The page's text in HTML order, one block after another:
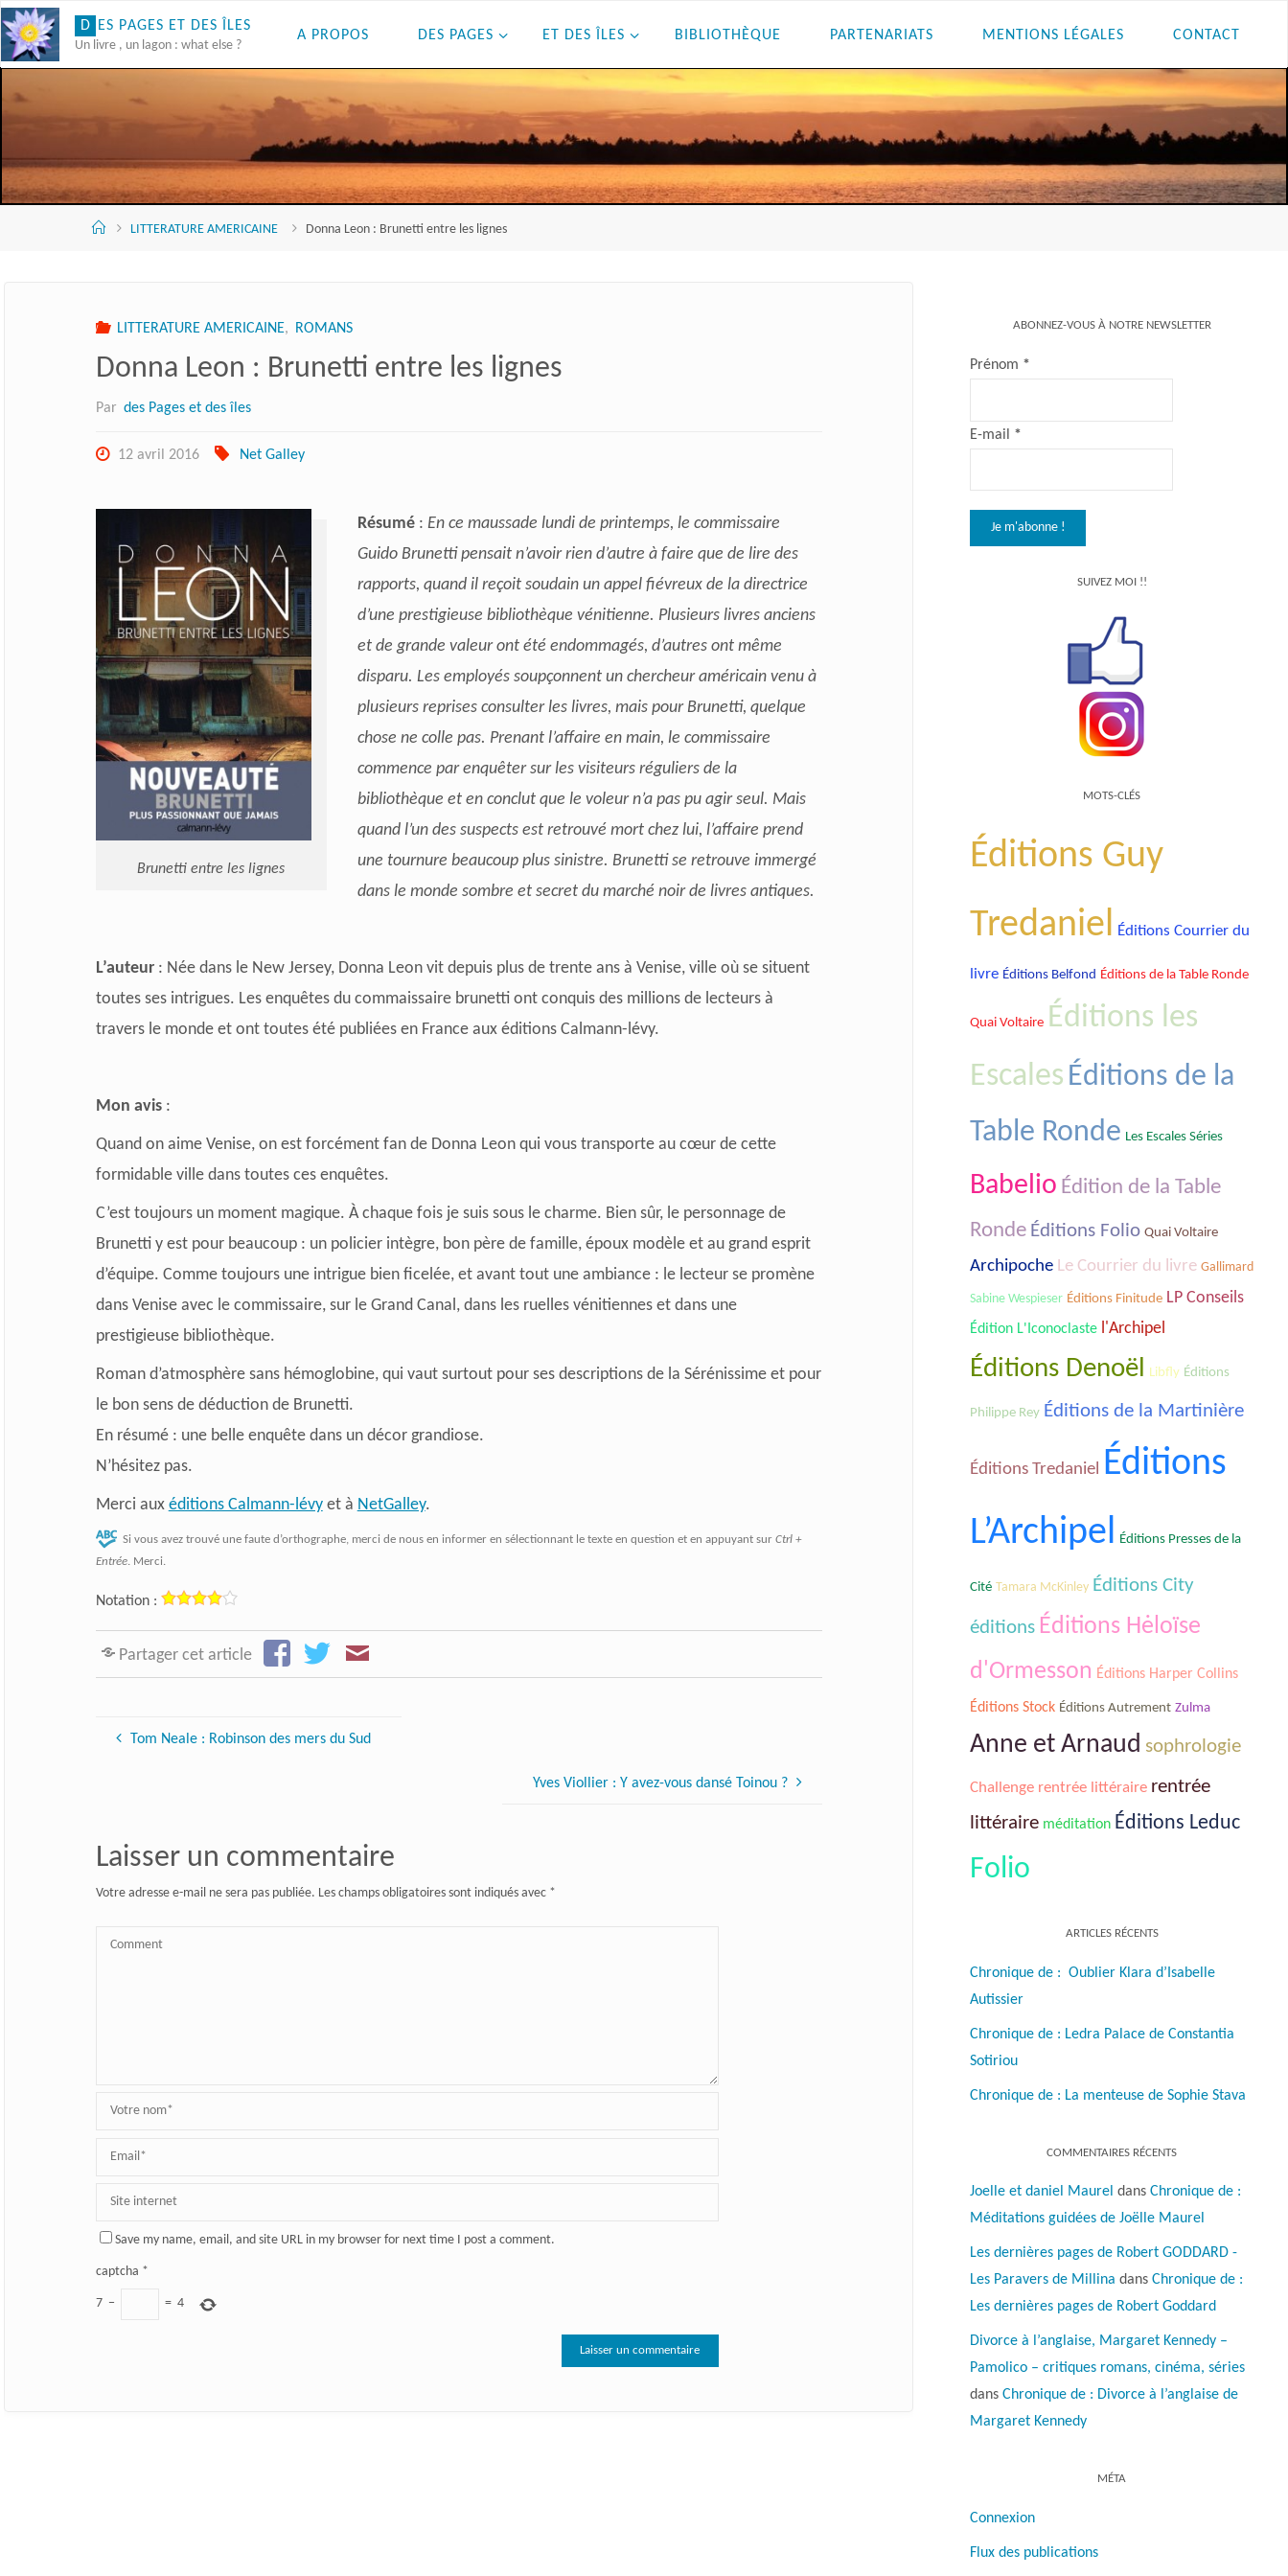
Skip
to
content
D ES PAGES ET DES LES
Un livre , un lagon : what else ?
A PROPOS DES PAGES ET DES ÎLES BIBLIOTHÈQUE PARTENARIATS MENTIONS LÉGALES CONTACT
AccueilLITTERATURE AMERICAINE Donna Leon : Brunetti entre les lignes
LITTERATURE AMERICAINE, ROMANS
Donna Leon : Brunetti entre les lignes
Par des Pages et des îles
12 avril 2016 Net Galley
Brunetti entre les lignes
Résumé: En ce maussade lundi de printemps, le commissaire
Guido Brunetti pensait n’avoir rien d’autre à faire que de lire des
rapports, quand il reçoit soudain un appel fiévreux de la directrice
d’une prestigieuse bibliothèque vénitienne. Plusieurs livres anciens
et de grande valeur ont été endommagés, d’autres ont même
disparu. Les employés soupçonnent un chercheur américain venu à
plusieurs reprises consulter les livres, mais pour Brunetti, quelque
chose ne colle pas. Prenant l’affaire en main, le commissaire
commence par enquêter sur les visiteurs réguliers de la
bibliothèque et en conclut que le voleur n’a pas pu agir seul. Mais
quand l’un des suspects est retrouvé mort chez lui, l’affaire prend
une tournure beaucoup plus sinistre. Brunetti se retrouve immergé
dans le monde sombre et secret du marché noir de livres antiques.
L’auteur: Née dans le New Jersey, Donna Leon vit depuis plus de trente ans à Venise, ville où se situent
toutes ses intrigues. Les enquêtes du commaissaire brunetti ont conquis des millions de lecteurs à
travers le monde et ont toutes été publiées en France aux éditions Calmann-lévy.
Mon avis :
Quand on aime Venise, on est forcément fan de Donna Leon qui vous transporte au cœur de cette
formidable ville dans toutes ces enquêtes.
C’est toujours un moment magique. À chaque fois je suis sous le charme. Bien sûr, le personnage de
Brunetti y est pour beaucoup : un policier intègre, bon père de famille, époux modèle et au grand esprit
d’équipe. Comme toujours une intrigue bien ficelée, et avant tout une ambiance : le lecteur se promène
dans Venise avec le commissaire, sur le Grand Canal, dans les ruelles vénitiennes et dans une
prestigieuse bibliothèque.
Roman d’atmosphère sans hémoglobine, qui vaut surtout pour ses descriptions de la Sérénissime et pour
le bon sens de déduction de Brunetti.
En résumé : une belle enquête dans un décor grandiose.
N’hésitez pas.
Merci aux éditions Calmann-lévyet à NetGalley.
Si vous avez trouvé une faute d’orthographe, merci de nous en informer en sélectionnant le texte en question et en appuyant sur Ctrl +
Entrée. Merci.
Notation :
Partager cet article
Tom Neale : Robinson des mers du Sud
Yves Viollier : Y avez-vous dansé Toinou ?
Laisser un commentaire
Votre adresse e-mail ne sera pas publiée. Les champs obligatoires sont indiqués avec *
Save my name, email, and site URL in my browser for next time I post a comment.
captcha *
7 − = 4
ABONNEZ-VOUS À NOTRE NEWSLETTER
Prénom *
E-mail *
SUIVEZ MOI !!
MOTS-CLÉS
Éditions Guy
Tredaniel Éditions Courrier du
livre Éditions Belfond Éditions de la Table Ronde
Quai Voltaire Éditions les
Escales Éditions de la
Table Ronde Les Escales Séries
Babelio Édition de la Table
Ronde Éditions Folio Quai Voltaire
Archipoche Le Courrier du livre Gallimard
Sabine Wespieser Éditions Finitude LP Conseils
Édition L'Iconoclaste l'Archipel
Éditions Denoël Libfly Éditions
Philippe Rey Éditions de la Martinière
Éditions Tredaniel Éditions
L’Archipel Éditions Presses de la
Cité Tamara McKinley Éditions City
éditions Éditions Hėloïse
d'Ormesson Éditions Harper Collins
Éditions Stock Éditions Autrement Zulma
Anne et Arnaud sophrologie
Challenge rentrée littéraire rentrée
littéraire méditation Éditions Leduc
Folio
ARTICLES RÉCENTS
Chronique de : Oublier Klara d’Isabelle
Autissier
Chronique de : Ledra Palace de Constantia
Sotiriou
Chronique de : La menteuse de Sophie Stava
COMMENTAIRES RÉCENTS
Joelle et daniel Maurel dans Chronique de :
Méditations guidées de Joëlle Maurel
Les dernières pages de Robert GODDARD -
Les Paravers de Millina dans Chronique de :
Les dernières pages de Robert Goddard
Divorce à l’anglaise, Margaret Kennedy –
Pamolico – critiques romans, cinéma, séries
dans Chronique de : Divorce à l’anglaise de
Margaret Kennedy
MÉTA
Connexion
Flux des publications